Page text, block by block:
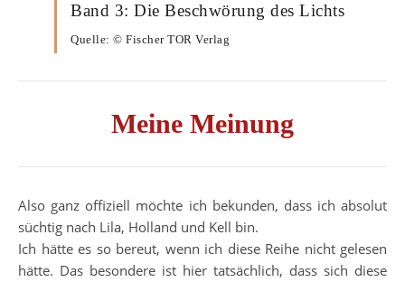
Band 3: Die Beschwörung des Lichts
Quelle: © Fischer TOR Verlag
Meine Meinung
Also ganz offiziell möchte ich bekunden, dass ich absolut
süchtig nach Lila, Holland und Kell bin.
Ich hätte es so bereut, wenn ich diese Reihe nicht gelesen
hätte. Das besondere ist hier tatsächlich, dass sich diese